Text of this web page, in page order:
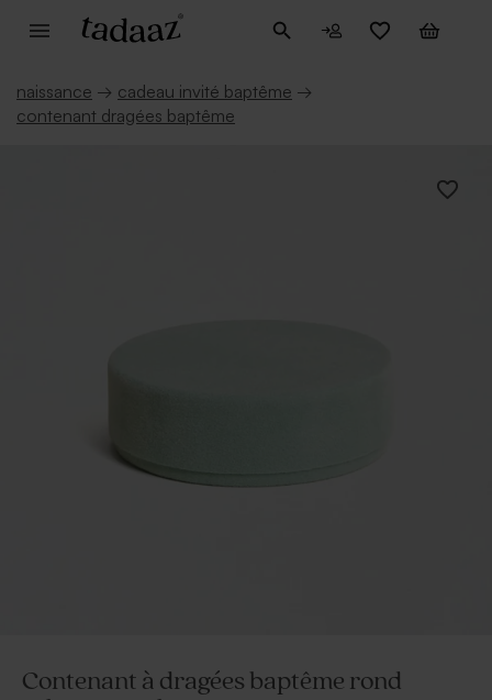
naissance → cadeau invité baptême →
contenant dragées baptême
Contenant à dragées baptême rond